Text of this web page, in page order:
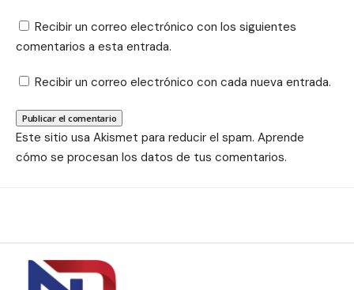
Recibir un correo electrónico con los siguientes
comentarios a esta entrada.
Recibir un correo electrónico con cada nueva entrada.
Este sitio usa Akismet para reducir el spam. Aprende
cómo se procesan los datos de tus comentarios.